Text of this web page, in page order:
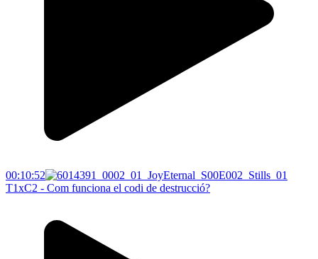
00:10:52
T1xC2 - Com funciona el codi de destrucció?